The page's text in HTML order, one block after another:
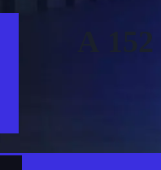
А